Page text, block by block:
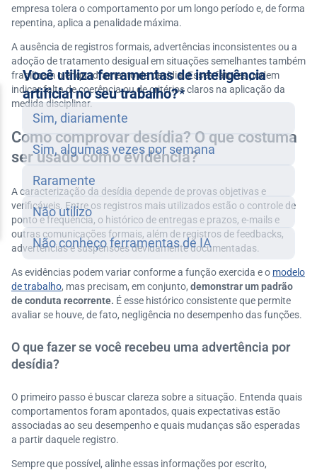
empresa tolera o comportamento por um longo período e, de forma
repentina, aplica a penalidade máxima.
A ausência de registros formais, advertências inconsistentes ou a
adoção de tratamento desigual em situações semelhantes também
fragilizam o enquadramento da desídia. Esses fatores podem
indicar falta de coerência ou de critérios claros na aplicação da
medida disciplinar.
Como comprovar desídia? O que costuma
ser usado como evidência?
A caracterização da desídia depende de provas objetivas e
verificáveis. Entre os registros mais utilizados estão o controle de
ponto e frequência, o histórico de entregas e prazos, e-mails e
outras comunicações formais, além de registros de feedbacks,
advertências e suspensões devidamente documentadas.
As evidências podem variar conforme a função exercida e o modelo
de trabalho, mas precisam, em conjunto, demonstrar um padrão
de conduta recorrente. É esse histórico consistente que permite
avaliar se houve, de fato, negligência no desempenho das funções.
O que fazer se você recebeu uma advertência por
desídia?
O primeiro passo é buscar clareza sobre a situação. Entenda quais
comportamentos foram apontados, quais expectativas estão
associadas ao seu desempenho e quais mudanças são esperadas
a partir daquele registro.
Sempre que possível, alinhe essas informações por escrito,